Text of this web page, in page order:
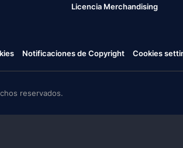
Licencia Merchandising
Notificaciones de Copyright Cookies
reservados.